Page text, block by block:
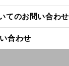
のお問い合わせ
合わせ